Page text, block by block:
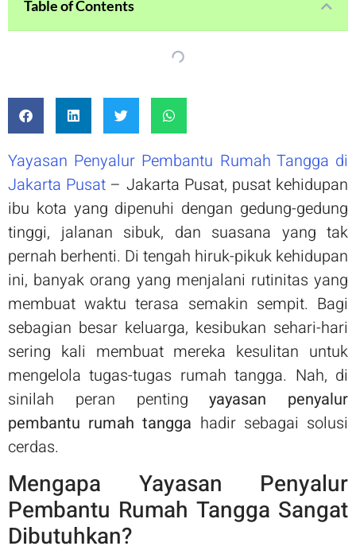
Table of Contents
Yayasan Penyalur Pembantu Rumah Tangga di
Jakarta Pusat – Jakarta Pusat, pusat kehidupan
ibu kota yang dipenuhi dengan gedung-gedung
tinggi, jalanan sibuk, dan suasana yang tak
pernah berhenti. Di tengah hiruk-pikuk kehidupan
ini, banyak orang yang menjalani rutinitas yang
membuat waktu terasa semakin sempit. Bagi
sebagian besar keluarga, kesibukan sehari-hari
sering kali membuat mereka kesulitan untuk
mengelola tugas-tugas rumah tangga. Nah, di
sinilah peran pentingyayasan penyalur
pembantu rumah tangga hadir sebagai solusi
cerdas.
Mengapa Yayasan Penyalur
Pembantu Rumah Tangga Sangat
Dibutuhkan?